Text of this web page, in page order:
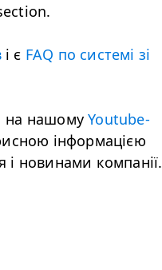
і є FAQ по системі зі
на нашомуYoutube-
інформацією
новинами компанії.